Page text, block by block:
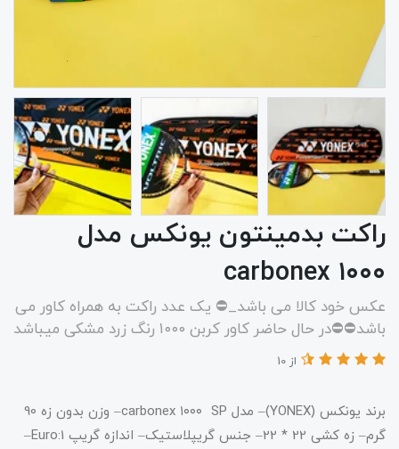
راکت بدمینتون یونکس مدل
carbonex ۱۰۰۰
عکس خود کالا می باشد_⛔️ یک عدد راکت به همراه کاور می
باشد⛔️⛔️در حال حاضر کاور کربن ۱۰۰۰ رنگ زرد مشکی میباشد
از 10
برند یونکس (YONEX)– مدل carbonex ۱۰۰۰ SP– وزن بدون زه 90
گرم– زه کشی 22 * 22– جنس گریپلاستیک– اندازه گریپ Euro:1–